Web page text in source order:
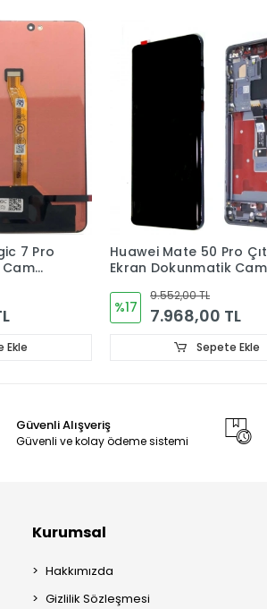
Çıtalı
Cam
Ekle
Huawei Y6S Çıtalı Ekran
Dokunmatik Cam
%38
1.248,00 TL
768,00 TL
Sepete Ekle
Güvenli Alışveriş
Güvenli ve kolay ödeme sistemi
Kurumsal
Hakkımızda
Gizlilik Sözleşmesi